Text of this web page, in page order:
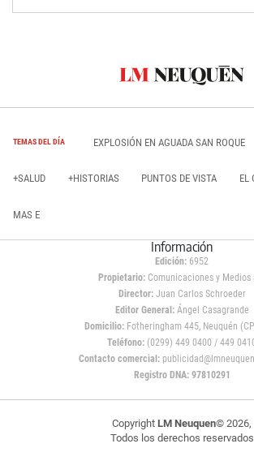
TEMAS DEL DÍA EXPLOSIÓN EN AGUADA SAN ROQUE
+SALUD +HISTORIAS PUNTOS DE VISTA EL
MAS E
Información
Edición: 6952
Propietario:Comunicaciones y Medios
Director: Juan Carlos Schroeder
Editor General:Ángel Casagrande
Domicilio:Fotheringham 445, Neuquén
Teléfono: (0299) 449 0400 / 449
Contacto comercial:
Registro DNA: 97810291
Copyright LM Neuquen© 2026,
Todos los derechos reservados